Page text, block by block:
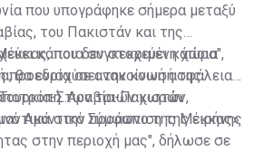
που υπογράφηκε σήμερα μεταξύ
του Πακιστάν και της
κάποια συγκεκριμένη χώρα",
προεδρία σε ανακοίνωσή της.
που δεν στοχεύει κάποια
θα ενισχύσει την κοινή ασφάλεια
των τριών χωρών,
στην προάσπιση της ειρήνης
στην περιοχή μας", δήλωσε σε
Τουρκία-Σ.Αραβία-Πακιστάν
Αμυντικό Σύμφωνο της Μέκκας»